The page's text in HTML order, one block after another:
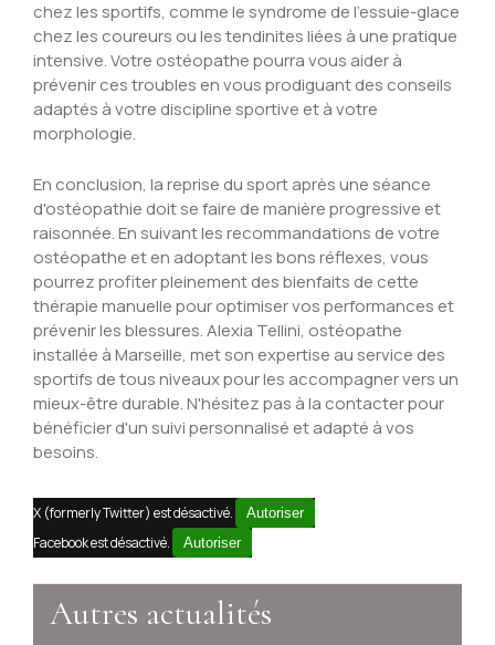
chez les sportifs, comme le syndrome de l'essuie-glace
chez les coureurs ou les tendinites liées à une pratique
intensive. Votre ostéopathe pourra vous aider à
prévenir ces troubles en vous prodiguant des conseils
adaptés à votre discipline sportive et à votre
morphologie.
En conclusion, la reprise du sport après une séance
d'ostéopathie doit se faire de manière progressive et
raisonnée. En suivant les recommandations de votre
ostéopathe et en adoptant les bons réflexes, vous
pourrez profiter pleinement des bienfaits de cette
thérapie manuelle pour optimiser vos performances et
prévenir les blessures. Alexia Tellini, ostéopathe
installée à Marseille, met son expertise au service des
sportifs de tous niveaux pour les accompagner vers un
mieux-être durable. N'hésitez pas à la contacter pour
bénéficier d'un suivi personnalisé et adapté à vos
besoins.
X (formerly Twitter) est désactivé. Autoriser
Facebook est désactivé. Autoriser
Autres actualités